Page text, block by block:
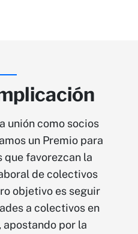
unión como socios
un Premio para
favorezcan la
de colectivos
objetivo es seguir
a colectivos en
apostando por la